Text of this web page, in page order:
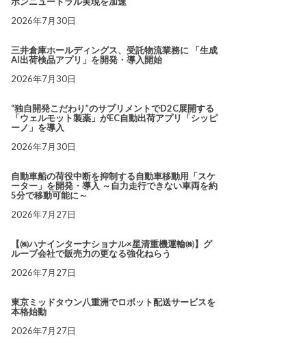
2026年7月30日
三井倉庫ホールディングス、受託物流業務に 「生成
AI出荷検品アプリ」を開発・導入開始
2026年7月30日
“独自開発こだわり”のサプリメントでD2C展開する
「ウェルモット製薬」がEC自動出荷アプリ「シッピ
ーノ」を導入
2026年7月30日
自動車船の荷役中断を抑制する自動車移動用「スケ
ーター」を開発・導入 ～自力走行できない車両を約
5分で移動可能に～
2026年7月27日
【㈱ハナインターナショナル×星清重機運輸㈱】グ
ループ会社で販売力の更なる強化ねらう
2026年7月27日
東京ミッドタウン八重洲でロボット配送サービスを
本格始動
2026年7月27日